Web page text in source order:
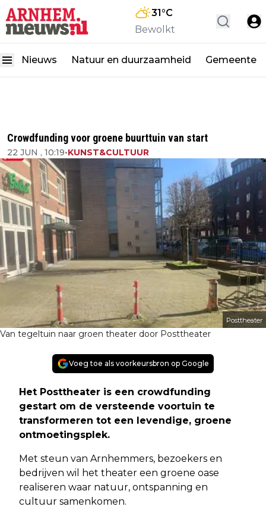
31°C
Bewolkt
Nieuws Natuur en duurzaamheid Gemeente
Crowdfunding voor groene buurttuin van start
22 JUN , 10:19•KUNST&CULTUUR
Posttheater
Van tegeltuin naar groen theater door Posttheater
Voeg toe als voorkeursbron op Google
Het Posttheater is een crowdfunding
gestart om de versteende voortuin te
transformeren tot een levendige, groene
ontmoetingsplek.
Met steun van Arnhemmers, bezoekers en
bedrijven wil het theater een groene oase
realiseren waar natuur, ontspanning en
cultuur samenkomen.